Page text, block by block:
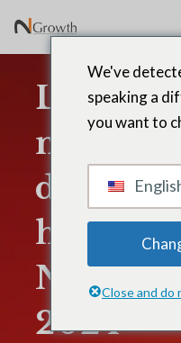
La lista
mejores
de
2024
We've
speaking a
you want to
Close and do